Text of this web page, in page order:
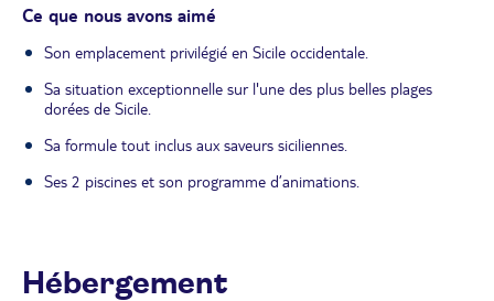
Ce que nous avons aimé
Son emplacement privilégié en Sicile occidentale.
Sa situation exceptionnelle sur l'une des plus belles plages
dorées de Sicile.
Sa formule tout inclus aux saveurs siciliennes.
Ses 2 piscines et son programme d’animations.
Hébergement